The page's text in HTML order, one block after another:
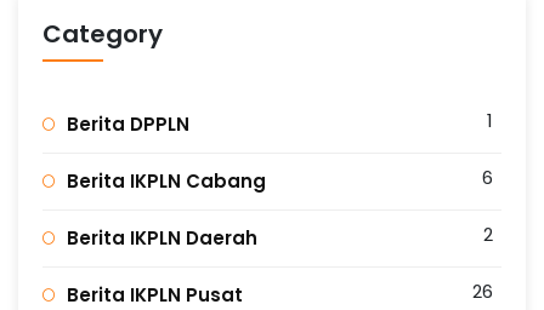
Category
Berita DPPLN 1
Berita IKPLN Cabang 6
Berita IKPLN Daerah 2
Berita IKPLN Pusat 26